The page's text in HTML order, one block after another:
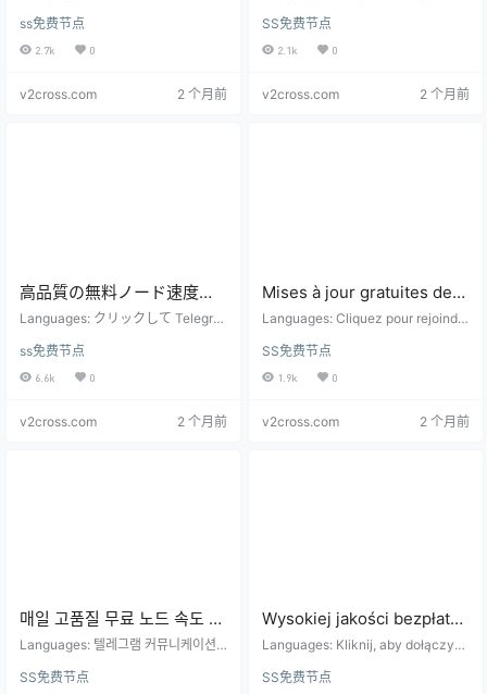
ocket_android ফ্রি নোড এবং সদস্যতা
ঠিকানা: উচ্চ-মানের নোডগুলি প্রতিদিন রিয়েল-টাইম
গতিতে আপডেট করা হয়, প্রতি 6 ঘণ্টায় আপড…
ss免费节点
2.7k 0
v2cross.com 2 个月前
e/shadowrocket_android निःशुल्क
नोड और सदस्यता पता: उच्च-गुणवत्ता वाले
नोड्स को हर दिन वास्तविक समय की गति में
SS免费节点
2.1k 0
v2cross.com 2 个月前
高品質の無料ノード速度テ
ストは毎日更新されます（6
Languages: クリックして Telegra
参加します: https://t.me/shadowro
cket_android 無料ノードとサブス
クリプション アドレス: 高品質のノ
れ、6 時間ごとに更新されます こ
ss免费节点
6.6k 0
v2cross.com 2 个月前
Mises à jour gratuites des
tests de vitesse des
tous les jours (mises à jour
toutes les 6 heures)
Languages: Cliquez pour rejoindre
gram: https://t.me/shadowrocket_
android Nœud gratuit et adresse
d'abonnement: Les nœuds de hau
…
SS免费节点
1.9k 0
v2cross.com 2 个月前
매일 고품질 무료 노드 속도 테
스트 업데이트(6시간마다 업데
Languages: 텔레그램 커뮤니케이션
s://t.me/shadowrocket_android 무
SS免费节点
Wysokiej jakości bezpłatne
aktualizacje testów
codziennie (aktualizowane
Languages: Kliknij, aby dołączyć
gramie: https://t.me/shadowrocket
SS免费节点